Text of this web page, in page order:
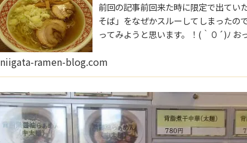
前回の記事前回来た時に限定で出てい
そば」をなぜかスルーしてしまったの
ってみようと思います。！(｀０´)ﾉ お
払おうと思っていたのに～～～PayPay
niigata-ramen-blog.com